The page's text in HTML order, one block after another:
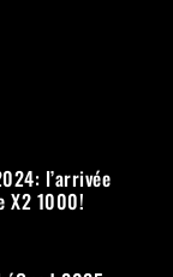
l’arrivée
X2 1000!